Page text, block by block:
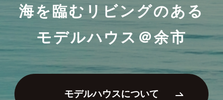
海を臨むリビングのある
モデルハウス＠余市
モデルハウスについて